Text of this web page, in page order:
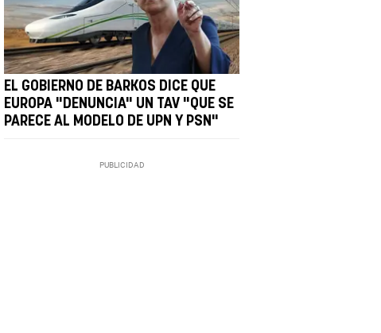
EL GOBIERNO DE BARKOS DICE QUE
EUROPA "DENUNCIA" UN TAV "QUE SE
PARECE AL MODELO DE UPN Y PSN"